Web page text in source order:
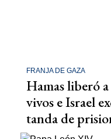
FRANJA DE GAZA
Hamas liberó
vivos e Israel
tanda de